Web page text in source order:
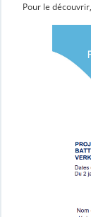
Pour le